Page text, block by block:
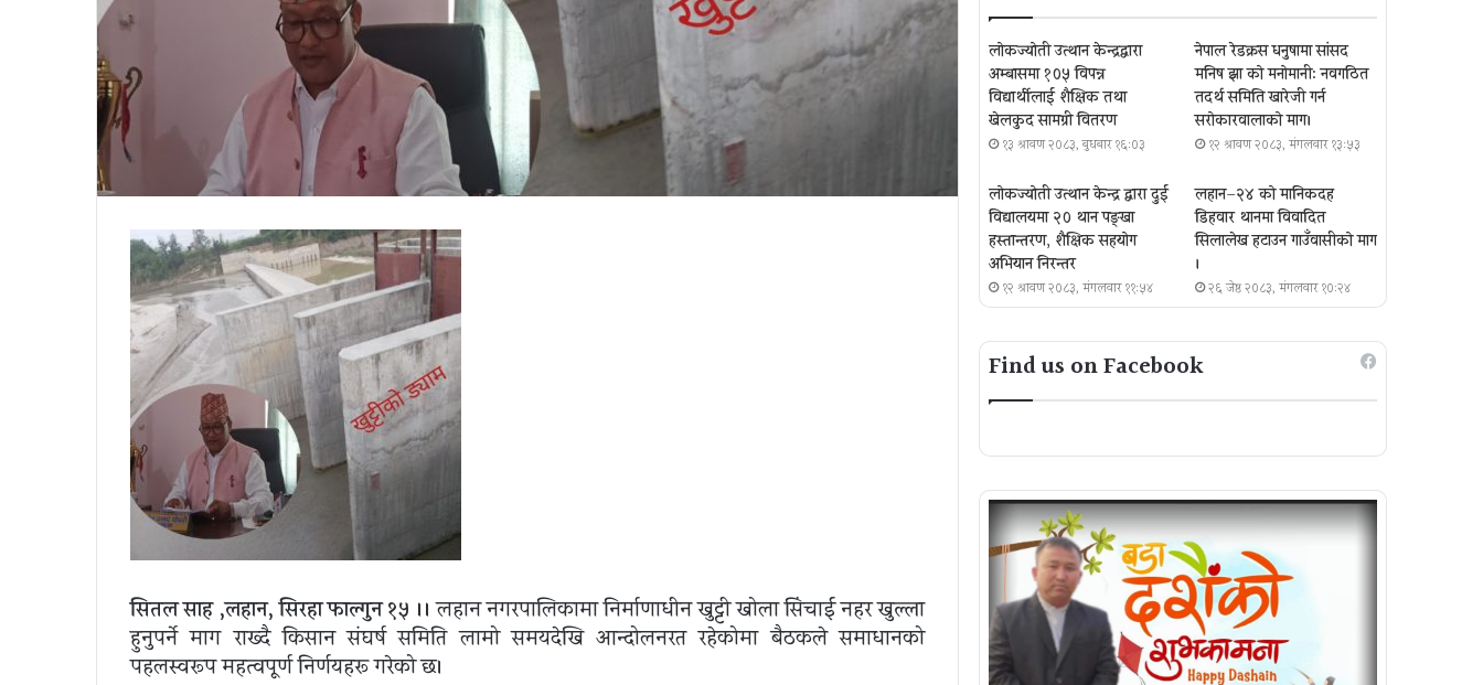
सितल साह ,लहान, सिरहा फाल्गुन १५ ।। लहान नगरपालिकामा निर्माणाधीन खुट्टी खोला सिंचाई नहर खुल्ला
हुनुपर्ने माग राख्दै किसान संघर्ष समिति लामो समयदेखि आन्दोलनरत रहेकोमा बैठकले समाधानको
पहलस्वरूप महत्वपूर्ण निर्णयहरू गरेको छ।
लोकज्योती उत्थान केन्द्रद्वारा
अम्बासमा १०५ विपन्न
विद्यार्थीलाई शैक्षिक तथा
खेलकुद सामग्री वितरण
१३ श्रावण २०८३, बुधबार १६:०३
नेपाल रेडक्रस धनुषामा सांसद
मनिष झा को मनोमानी: नवगठित
तदर्थ समिति खारेजी गर्न
सरोकारवालाको माग।
१२ श्रावण २०८३, मंगलवार १३:५३
लोकज्योती उत्थान केन्द्र द्वारा दुई
विद्यालयमा २० थान पङ्खा
हस्तान्तरण, शैक्षिक सहयोग
अभियान निरन्तर
१२ श्रावण २०८३, मंगलवार ११:५४
लहान–२४ को मानिकदह
डिहवार थानमा विवादित
सिलालेख हटाउन गाउँवासीको माग
।
२६ जेष्ठ २०८३, मंगलवार १०:२४
Find us on Facebook